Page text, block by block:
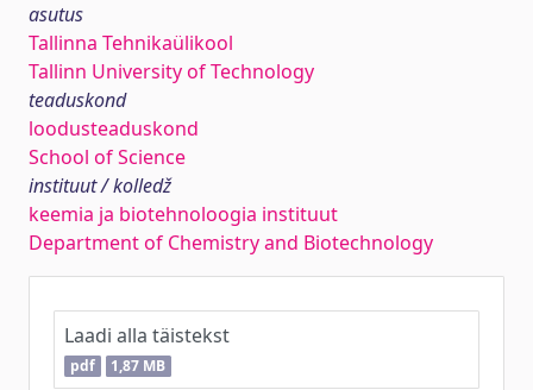
asutus
Tallinna Tehnikaülikool
Tallinn University of Technology
teaduskond
loodusteaduskond
School of Science
instituut / kolledž
keemia ja biotehnoloogia instituut
Department of Chemistry and Biotechnology
Laadi alla täistekst
pdf 1,87 MB